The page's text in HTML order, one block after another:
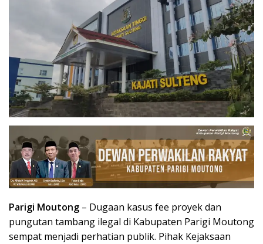
Parigi Moutong – Dugaan kasus fee proyek dan
pungutan tambang ilegal di Kabupaten Parigi Moutong
sempat menjadi perhatian publik. Pihak Kejaksaan